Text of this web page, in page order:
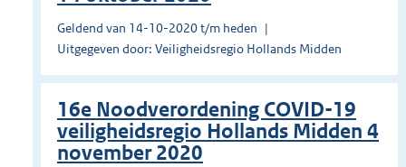
Geldend van 14-10-2020 t/m heden
Uitgegeven door: Veiligheidsregio Hollands Midden
16e Noodverordening COVID-19
veiligheidsregio Hollands Midden 4
november 2020